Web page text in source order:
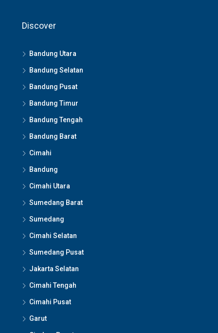
Discover
Bandung Utara
Bandung Selatan
Bandung Pusat
Bandung Timur
Bandung Tengah
Bandung Barat
Cimahi
Bandung
Cimahi Utara
Sumedang Barat
Sumedang
Cimahi Selatan
Sumedang Pusat
Jakarta Selatan
Cimahi Tengah
Cimahi Pusat
Garut